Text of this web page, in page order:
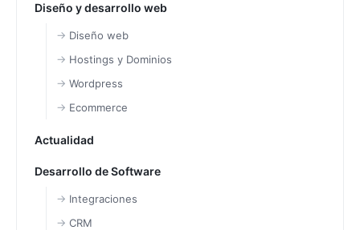
Diseño y desarrollo web
Diseño web
Hostings y Dominios
Wordpress
Ecommerce
Actualidad
Desarrollo de Software
Integraciones
CRM